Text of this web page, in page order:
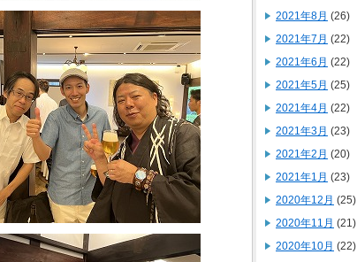
2021年8月 (26)
2021年7月 (22)
2021年6月 (22)
2021年5月 (25)
2021年4月 (22)
2021年3月 (23)
2021年2月 (20)
2021年1月 (23)
2020年12月 (25)
2020年11月 (21)
2020年10月 (22)